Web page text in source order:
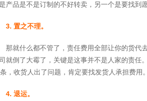
产品是不是订制的不好转卖，另一个是要找到
3. 置之不理。
那就什么都不管了，责任费用全部让你的货代
就倒了大霉了，关键是这事并不是人家的责任
，收货人出了问题，肯定要找发货人承担费用。
4. 退运。